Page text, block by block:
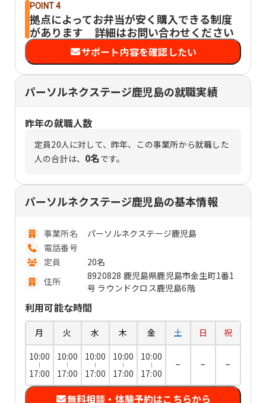
POINT 4
拠点によってお弁当が安く購入できる制度
があります 詳細はお問い合わせください
サポート内容を確認したい
パーソルネクステージ鹿児島の就職実績
昨年の就職人数
定員20人に対して、昨年、この事業所から就職した
人の合計は、 0名 です。
パーソルネクステージ鹿児島の基本情報
事業所名
パーソルネクステージ鹿児島
電話番号
定員
20名
住所
8920828 鹿児島県鹿児島市金生町1番1
号 ラウンドクロス鹿児島6階
利用可能な時間
月 火 水 木 金 土 日
祝
10:00
17:00
10:00
17:00
10:00
17:00
10:00
17:00
10:00
17:00
− − −
無料相談・体験予約はこちらから